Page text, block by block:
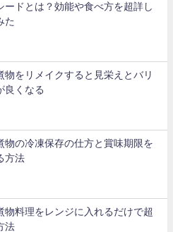
ードとは？効能や食べ方を超詳し
た
物をリメイクすると見栄えとバリ
良くなる
物の冷凍保存の仕方と賞味期限を
方法
物料理をレンジに入れるだけで超
法